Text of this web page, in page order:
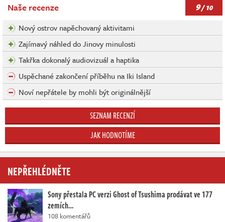
Naše recenze 9/ 10
Nový ostrov napěchovaný aktivitami
Zajímavý náhled do Jinovy minulosti
Takřka dokonalý audiovizuál a haptika
Uspěchané zakončení příběhu na Iki Island
Noví nepřátele by mohli být originálnější
SEZNAM RECENZÍ
JAK HODNOTÍME
NEPŘEHLÉDNĚTE
Sony přestala PC verzi Ghost of Tsushima prodávat ve 177
zemích…
108 komentářů